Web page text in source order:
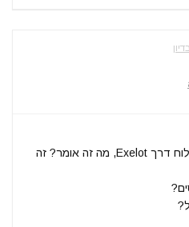
הזמנתי ושלחו את המוצר, המשלוח דרך Exelot, מה זה אומר? זה